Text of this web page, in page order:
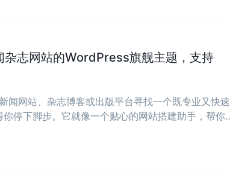
志网站的WordPress旗舰主题，支持
闻网站、杂志博客或出版平台寻找一个既专业又快速
停下脚步。它就像一个贴心的网站搭建助手，帮你